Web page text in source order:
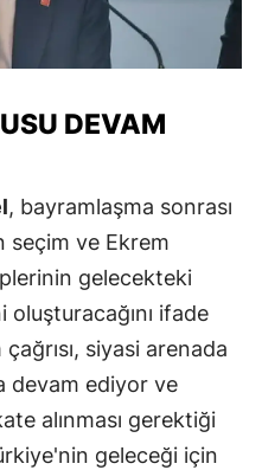
DEVAM
, bayramlaşma sonrası
seçim ve Ekrem
gelecekteki
ifade
siyasi arenada
devam ediyor ve
alınması gerektiği
geleceği için